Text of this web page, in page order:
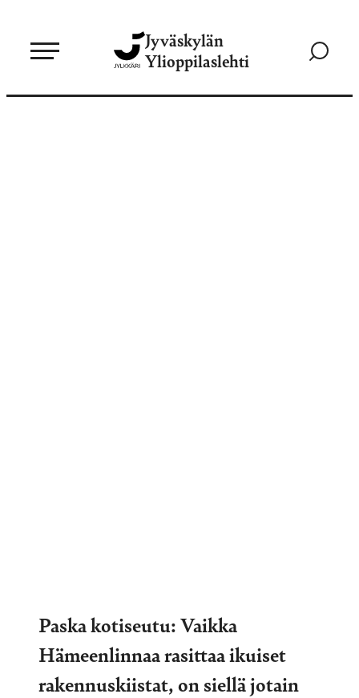
sisältöön
Jyväskylän
Ylioppilaslehti
Siirry
Paska kotiseutu: Vaikka
Hämeenlinnaa rasittaa ikuiset
rakennuskiistat, on siellä jotain